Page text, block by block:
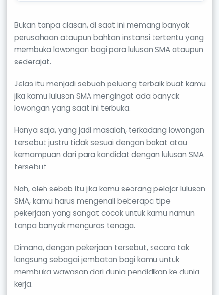
Bukan tanpa alasan, di saat ini memang banyak
perusahaan ataupun bahkan instansi tertentu yang
membuka lowongan bagi para lulusan SMA ataupun
sederajat.
Jelas itu menjadi sebuah peluang terbaik buat kamu
jika kamu lulusan SMA mengingat ada banyak
lowongan yang saat ini terbuka.
Hanya saja, yang jadi masalah, terkadang lowongan
tersebut justru tidak sesuai dengan bakat atau
kemampuan dari para kandidat dengan lulusan SMA
tersebut.
Nah, oleh sebab itu jika kamu seorang pelajar lulusan
SMA, kamu harus mengenali beberapa tipe
pekerjaan yang sangat cocok untuk kamu namun
tanpa banyak menguras tenaga.
Dimana, dengan pekerjaan tersebut, secara tak
langsung sebagai jembatan bagi kamu untuk
membuka wawasan dari dunia pendidikan ke dunia
kerja.